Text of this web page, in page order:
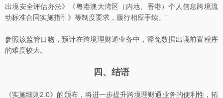
出境安全评估办法》《粤港澳大湾区（内地、香港）个人信息跨境流
动标准合同实施指引》等制度要求，履行相应手续。”
参照该监管口吻，预计在跨境理财通业务中，豁免数据出境前置程序
的难度较大。
四、结语
《实施细则2.0》的颁布，将进一步提升跨境理财通业务的便利性，拓